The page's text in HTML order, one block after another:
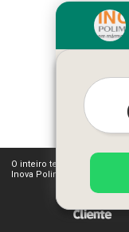
O inteiro teor deste site
Inova Polimentos (Lei 9610